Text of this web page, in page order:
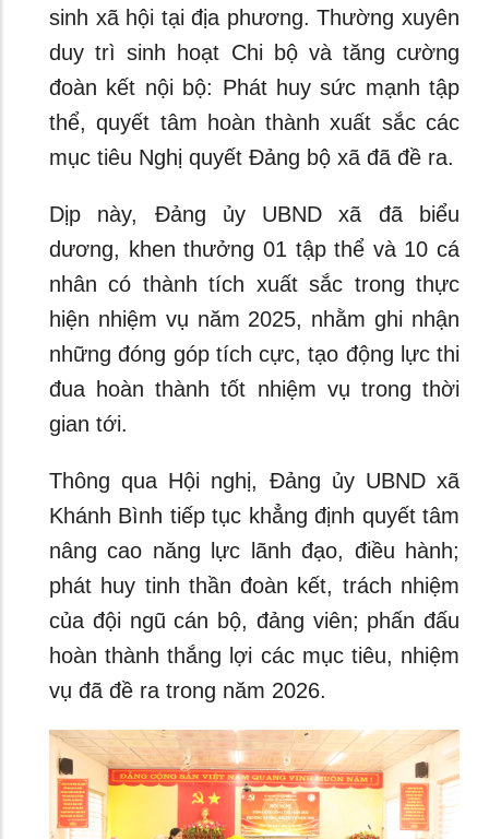
sinh xã hội tại địa phương. Thường xuyên
duy trì sinh hoạt Chi bộ và tăng cường
đoàn kết nội bộ: Phát huy sức mạnh tập
thể, quyết tâm hoàn thành xuất sắc các
mục tiêu Nghị quyết Đảng bộ xã đã đề ra.
Dịp này, Đảng ủy UBND xã đã biểu
dương, khen thưởng 01 tập thể và 10 cá
nhân có thành tích xuất sắc trong thực
hiện nhiệm vụ năm 2025, nhằm ghi nhận
những đóng góp tích cực, tạo động lực thi
đua hoàn thành tốt nhiệm vụ trong thời
gian tới.
Thông qua Hội nghị, Đảng ủy UBND xã
Khánh Bình tiếp tục khẳng định quyết tâm
nâng cao năng lực lãnh đạo, điều hành;
phát huy tinh thần đoàn kết, trách nhiệm
của đội ngũ cán bộ, đảng viên; phấn đấu
hoàn thành thắng lợi các mục tiêu, nhiệm
vụ đã đề ra trong năm 2026.